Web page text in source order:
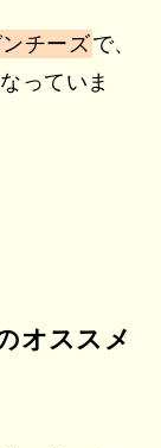
チーズで、
っていま
オススメ